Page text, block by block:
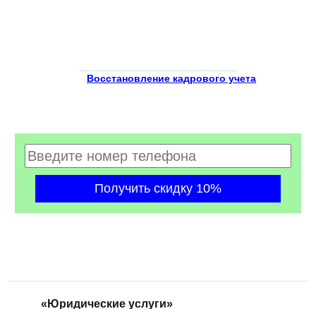
Восстановление кадрового учета
«Юридические услуги»